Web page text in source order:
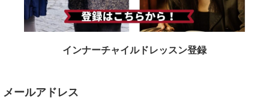
インナーチャイルドレッスン登録
メールアドレス